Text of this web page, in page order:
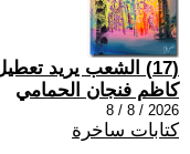
(17) الشعب يريد تعطيل القطار
كاظم فنجان الحمامي
2026 / 8 / 8
كتابات ساخرة